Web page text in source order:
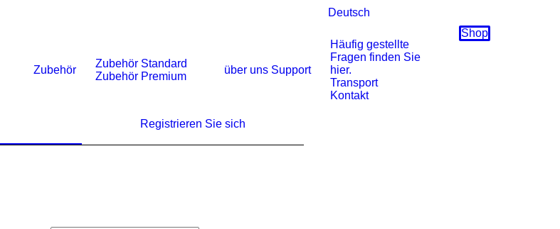
Deutsch
Zubehör
Zubehör Standard
Zubehör Premium
über uns Support
Häufig gestellte
Fragen finden Sie
hier.
Transport
Kontakt
Shop
Registrieren Sie sich